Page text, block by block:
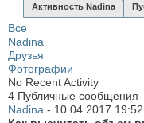
Активность Nadina
Все
Nadina
Друзья
Фотографии
No Recent Activity
4 Публичные сообщения
Nadina - 10.04.2017 19:52